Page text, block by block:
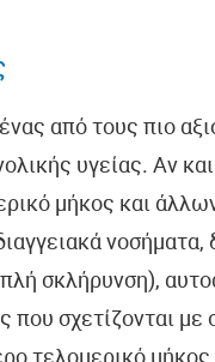
από τους πιο
υγείας. Αν
μήκος και
νοσήματα,
σκλήρυνση),
που σχετίζονται